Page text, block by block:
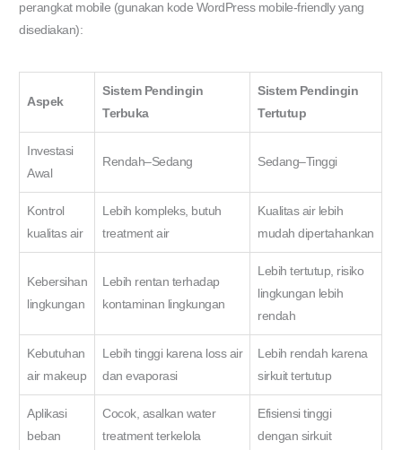
perangkat mobile (gunakan kode WordPress mobile-friendly yang
disediakan):
Aspek
Sistem Pendingin
Terbuka
Sistem Pendingin
Tertutup
Investasi
Awal
Rendah–Sedang Sedang–Tinggi
Kontrol
kualitas air
Lebih kompleks, butuh
treatment air
Kualitas air lebih
mudah dipertahankan
Kebersihan
lingkungan
Lebih rentan terhadap
kontaminan lingkungan
Lebih tertutup, risiko
lingkungan lebih
rendah
Kebutuhan
air makeup
Lebih tinggi karena loss air
dan evaporasi
Lebih rendah karena
sirkuit tertutup
Aplikasi
beban
Cocok, asalkan water
treatment terkelola
Efisiensi tinggi
dengan sirkuit